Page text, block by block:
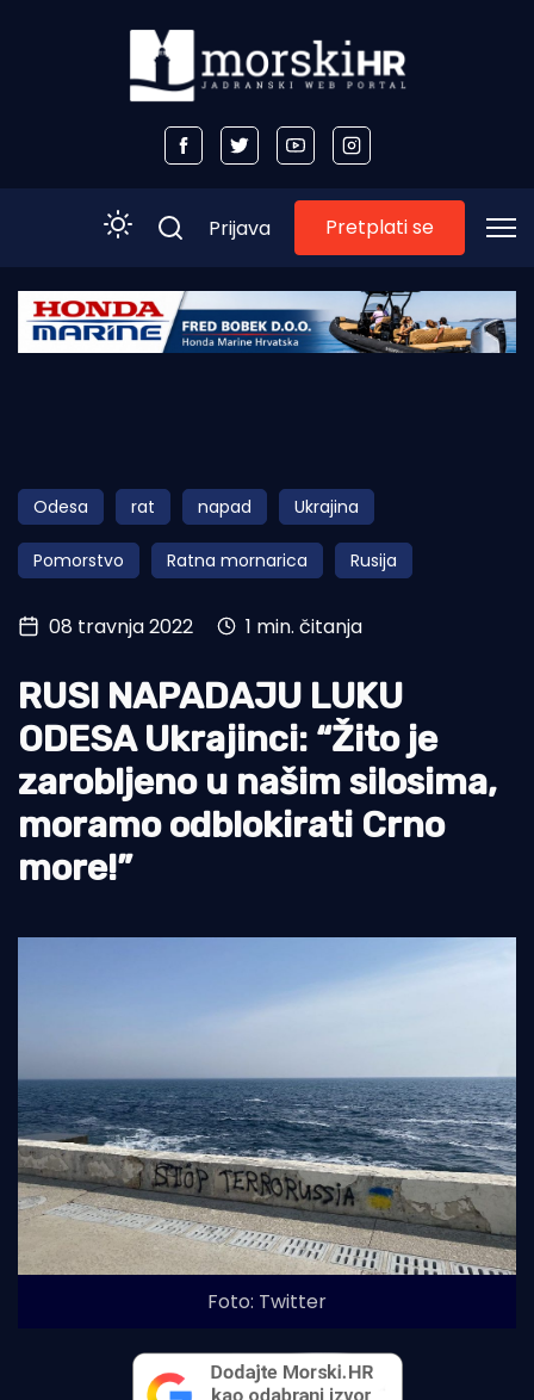
Početna
Obala
Otoci
Turizam i nautika
Pomorstvo
Ekologija
Tradicija i kultura
Prijava Pretplati se
Odesa rat napad Ukrajina
Pomorstvo Ratna mornarica Rusija
08 travnja 2022 1 min. čitanja
RUSI NAPADAJU LUKU
ODESA Ukrajinci: “Žito je
zarobljeno u našim silosima,
moramo odblokirati Crno
more!”
Foto: Twitter